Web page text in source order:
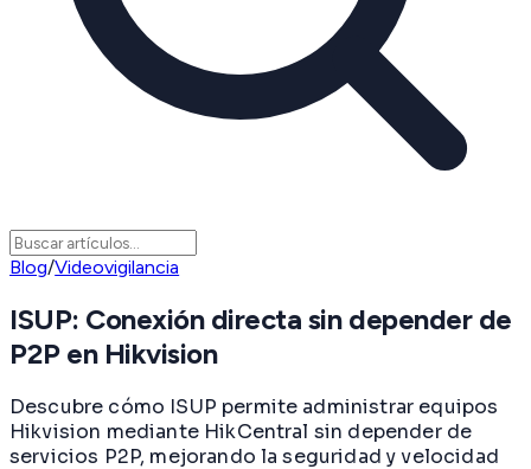
Blog/Videovigilancia
ISUP: Conexión directa sin depender de
P2P en Hikvision
Descubre cómo ISUP permite administrar equipos
Hikvision mediante HikCentral sin depender de
servicios P2P, mejorando la seguridad y velocidad